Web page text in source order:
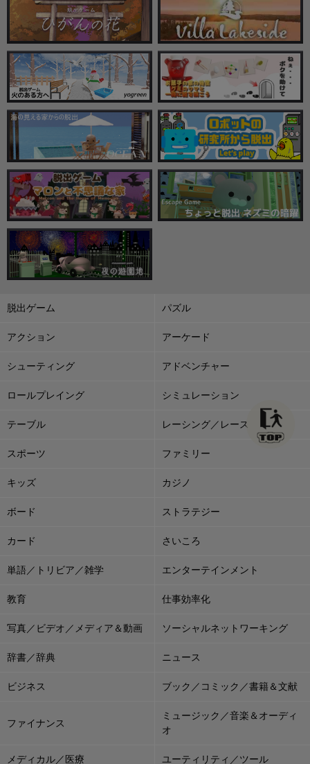
脱出ゲーム パズル
アクション アーケード
シューティング アドベンチャー
ロールプレイング シミュレーション
テーブル レーシング／レース
スポーツ ファミリー
キッズ カジノ
ボード ストラテジー
カード さいころ
単語／トリビア／雑学 エンターテインメント
教育 仕事効率化
写真／ビデオ／メディア＆動画 ソーシャルネットワーキング
辞書／辞典 ニュース
ビジネス ブック／コミック／書籍＆文献
ファイナンス
ミュージック／音楽＆オーディ
オ
メディカル／医療 ユーティリティ／ツール